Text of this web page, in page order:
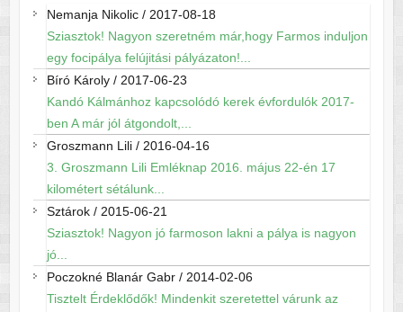
Nemanja Nikolic/ 2017-08-18
Sziasztok! Nagyon szeretném már,hogy Farmos induljon
egy focipálya felújitási pályázaton!...
Bíró Károly/ 2017-06-23
Kandó Kálmánhoz kapcsolódó kerek évfordulók 2017-
ben A már jól átgondolt,...
Groszmann Lili/ 2016-04-16
3. Groszmann Lili Emléknap 2016. május 22-én 17
kilométert sétálunk...
Sztárok/ 2015-06-21
Sziasztok! Nagyon jó farmoson lakni a pálya is nagyon
jó...
Poczokné Blanár Gabr/ 2014-02-06
Tisztelt Érdeklődők! Mindenkit szeretettel várunk az